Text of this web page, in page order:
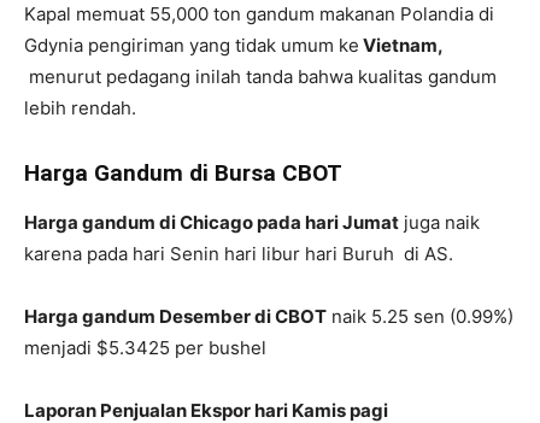
Kapal memuat 55,000 ton gandum makanan Polandia di
Gdynia pengiriman yang tidak umum ke Vietnam,
menurut pedagang inilah tanda bahwa kualitas gandum
lebih rendah.
Harga Gandum di Bursa CBOT
Harga gandum di Chicago pada hari Jumat juga naik
karena pada hari Senin hari libur hari Buruh di AS.
Harga gandum Desember di CBOT naik 5.25 sen (0.99%)
menjadi $5.3425 per bushel
Laporan Penjualan Ekspor hari Kamis pagi